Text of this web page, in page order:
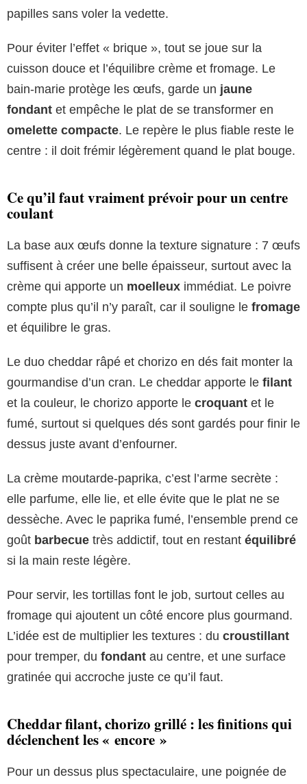
papilles sans voler la vedette.
Pour éviter l’effet « brique », tout se joue sur la
cuisson douce et l’équilibre crème et fromage. Le
bain-marie protège les œufs, garde un jaune
fondant et empêche le plat de se transformer en
omelette compacte. Le repère le plus fiable reste le
centre : il doit frémir légèrement quand le plat bouge.
Ce qu’il faut vraiment prévoir pour un centre
coulant
La base aux œufs donne la texture signature : 7 œufs
suffisent à créer une belle épaisseur, surtout avec la
crème qui apporte un moelleux immédiat. Le poivre
compte plus qu’il n’y paraît, car il souligne le fromage
et équilibre le gras.
Le duo cheddar râpé et chorizo en dés fait monter la
gourmandise d’un cran. Le cheddar apporte le filant
et la couleur, le chorizo apporte le croquant et le
fumé, surtout si quelques dés sont gardés pour finir le
dessus juste avant d’enfourner.
La crème moutarde-paprika, c’est l’arme secrète :
elle parfume, elle lie, et elle évite que le plat ne se
dessèche. Avec le paprika fumé, l’ensemble prend ce
goût barbecue très addictif, tout en restant équilibré
si la main reste légère.
Pour servir, les tortillas font le job, surtout celles au
fromage qui ajoutent un côté encore plus gourmand.
L’idée est de multiplier les textures : du croustillant
pour tremper, du fondant au centre, et une surface
gratinée qui accroche juste ce qu’il faut.
Cheddar filant, chorizo grillé : les finitions qui
déclenchent les « encore »
Pour un dessus plus spectaculaire, une poignée de